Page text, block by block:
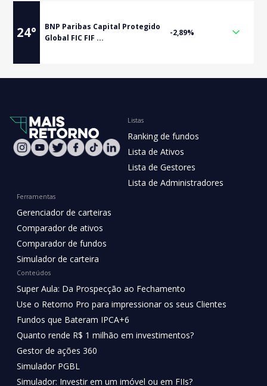
24°
BNP Paribas Capital Protegido
Global FIC FIF ...
-2,89%
Listas
Ranking de fundos
Lista de Ativos
Lista de Gestores
Lista de Administradores
Ferramentas
Gerenciador de carteiras
Comparador de ativos
Comparador de fundos
Simulador de carteira
Conteúdos
Super Aula: Da Prospecção ao Fechamento
Use o Retorno Pro para impressionar os seus Clientes
Fundos que Bateram IPCA+6
Quanto rende R$ 1 milhão em investimentos?
Gestor de ações 360
Simulador PGBL
Simulador: Investir em um imóvel ou em FIIs?